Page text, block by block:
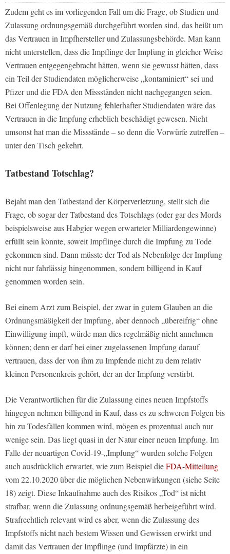
Zudem geht es im vorliegenden Fall um die Frage, ob Studien und
Zulassung ordnungsgemäß durchgeführt worden sind, das heißt um
das Vertrauen in Impfhersteller und Zulassungsbehörde. Man kann
nicht unterstellen, dass die Impflinge der Impfung in gleicher Weise
Vertrauen entgegengebracht hätten, wenn sie gewusst hätten, dass
ein Teil der Studiendaten möglicherweise „kontaminiert“ sei und
Pfizer und die FDA den Missständen nicht nachgegangen seien.
Bei Offenlegung der Nutzung fehlerhafter Studiendaten wäre das
Vertrauen in die Impfung erheblich beschädigt gewesen. Nicht
umsonst hat man die Missstände – so denn die Vorwürfe zutreffen –
unter den Tisch gekehrt.
Tatbestand Totschlag?
Bejaht man den Tatbestand der Körperverletzung, stellt sich die
Frage, ob sogar der Tatbestand des Totschlags (oder gar des Mords
beispielsweise aus Habgier wegen erwarteter Milliardengewinne)
erfüllt sein könnte, soweit Impflinge durch die Impfung zu Tode
gekommen sind. Dann müsste der Tod als Nebenfolge der Impfung
nicht nur fahrlässig hingenommen, sondern billigend in Kauf
genommen worden sein.
Bei einem Arzt zum Beispiel, der zwar in gutem Glauben an die
Ordnungsmäßigkeit der Impfung, aber dennoch „übereifrig“ ohne
Einwilligung impft, würde man dies regelmäßig nicht annehmen
können; denn er darf bei einer zugelassenen Impfung darauf
vertrauen, dass der von ihm zu Impfende nicht zu dem relativ
kleinen Personenkreis gehört, der an der Impfung verstirbt.
Die Verantwortlichen für die Zulassung eines neuen Impfstoffs
hingegen nehmen billigend in Kauf, dass es zu schweren Folgen bis
hin zu Todesfällen kommen wird, mögen es prozentual auch nur
wenige sein. Das liegt quasi in der Natur einer neuen Impfung. Im
Falle der neuartigen Covid-19-„Impfung“ wurden solche Folgen
auch ausdrücklich erwartet, wie zum Beispiel dieFDA-Mitteilung
vom 22.10.2020 über die möglichen Nebenwirkungen (siehe Seite
18) zeigt. Diese Inkaufnahme auch des Risikos „Tod“ ist nicht
strafbar, wenn die Zulassung ordnungsgemäß herbeigeführt wird.
Strafrechtlich relevant wird es aber, wenn die Zulassung des
Impfstoffs nicht nach bestem Wissen und Gewissen erwirkt und
damit das Vertrauen der Impflinge (und Impfärzte) in ein